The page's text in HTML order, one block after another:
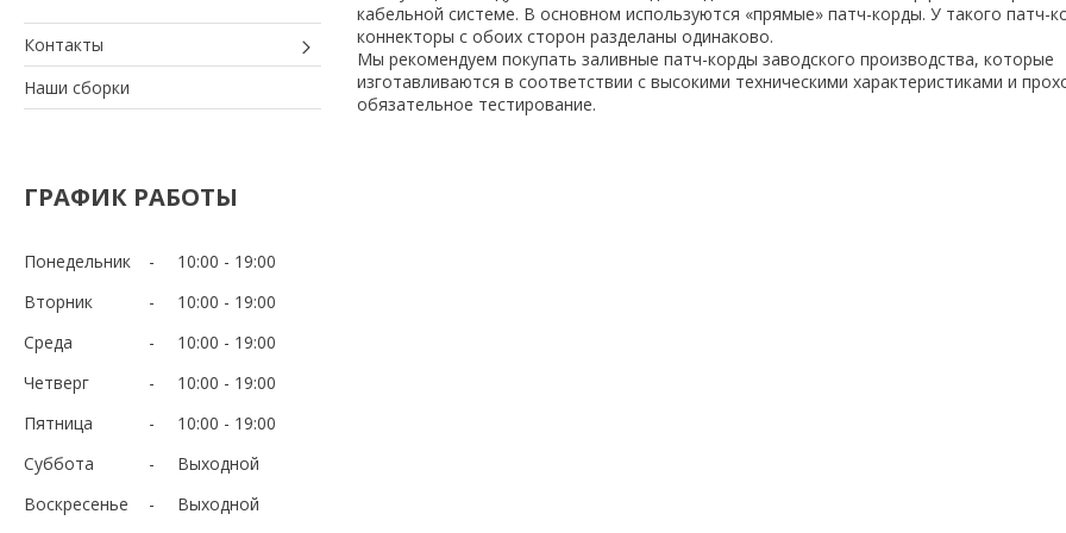
Контакты
Наши сборки
ГРАФИК РАБОТЫ
Понедельник 10:00
19:00
Вторник
10:00
19:00
Среда
10:00
19:00
Четверг
10:00
19:00
Пятница
10:00
19:00
Суббота
Выходной
Воскресенье
Выходной
кабельной системе. В основном используются «прямые» патч-корды. У такого патч-
коннекторы с обоих сторон разделаны одинаково.
Мы рекомендуем покупать заливные патч-корды заводского производства, которые
изготавливаются в соответствии с высокими техническими характеристиками и
обязательное тестирование.